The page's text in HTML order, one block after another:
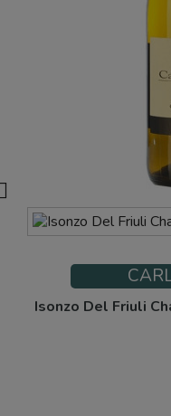
Isonzo Del Friuli